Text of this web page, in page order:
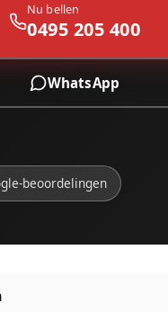
Nu bellen
0495 205 400
WhatsApp
beoordelingen